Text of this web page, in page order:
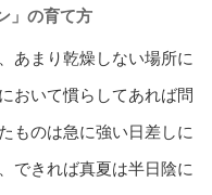
」の育て方
あまり乾燥しない場所に
おいて慣らしてあれば問
ものは急に強い日差しに
できれば真夏は半日陰に